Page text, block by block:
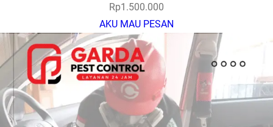
Rp1.500.000
AKU MAU PESAN